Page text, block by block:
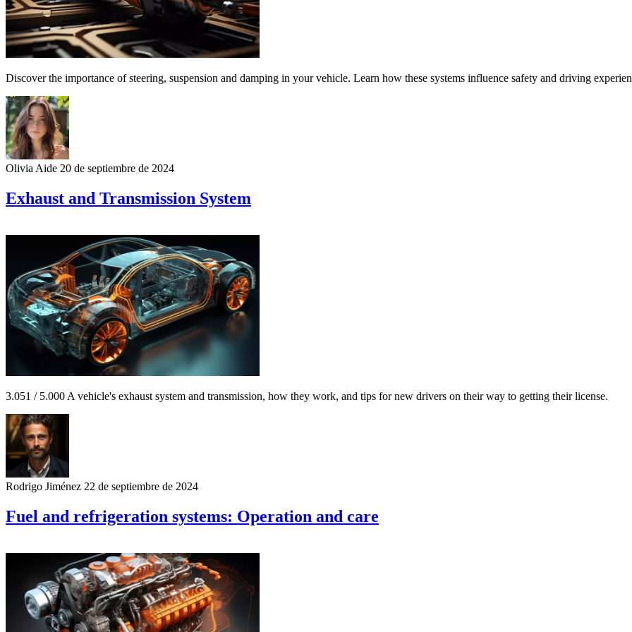
Discover the importance of steering, suspension and damping in your vehicle. Learn how these systems influence safety and driving
Olivia Aide 20 de septiembre de 2024
Exhaust and Transmission System
3.051 / 5.000 A vehicle's exhaust system and transmission, how they work, and tips for new drivers on their way to getting their license.
Rodrigo Jiménez 22 de septiembre de 2024
Fuel and refrigeration systems: Operation and care